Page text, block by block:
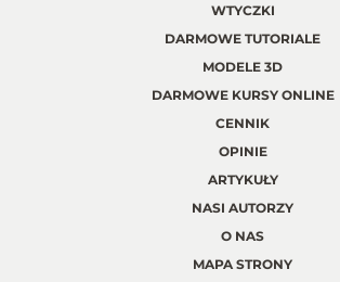
WTYCZKI
DARMOWE TUTORIALE
MODELE 3D
DARMOWE KURSY ONLINE
CENNIK
OPINIE
ARTYKUŁY
NASI AUTORZY
O NAS
MAPA STRONY